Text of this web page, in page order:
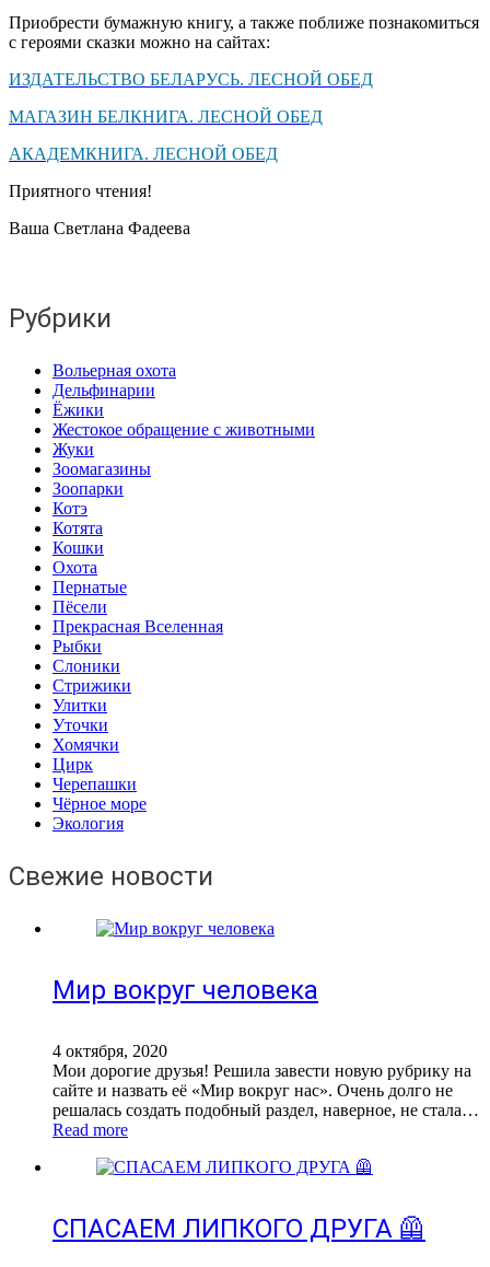
Приобрести бумажную книгу, а также поближе познакомиться
с героями сказки можно на сайтах:
ИЗДАТЕЛЬСТВО БЕЛАРУСЬ. ЛЕСНОЙ ОБЕД
МАГАЗИН БЕЛКНИГА. ЛЕСНОЙ ОБЕД
АКАДЕМКНИГА. ЛЕСНОЙ ОБЕД
Приятного чтения!
Ваша Светлана Фадеева
Рубрики
Вольерная охота
Дельфинарии
Ёжики
Жестокое обращение с животными
Жуки
Зоомагазины
Зоопарки
Котэ
Котята
Кошки
Охота
Пернатые
Пёсели
Прекрасная Вселенная
Рыбки
Слоники
Стрижики
Улитки
Уточки
Хомячки
Цирк
Черепашки
Чёрное море
Экология
Свежие новости
Мир вокруг человека
4 октября, 2020
Мои дорогие друзья! Решила завести новую рубрику на
сайте и назвать её «Мир вокруг нас». Очень долго не
решалась создать подобный раздел, наверное, не стала…
Read more
СПАСАЕМ ЛИПКОГО ДРУГА 🦺